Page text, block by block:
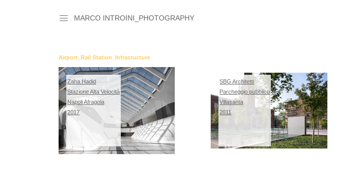
MARCO INTROINI_PHOTOGRAPHY
Airport_Rail Station_Infrastucture
Zaha Hadid
Stazione Alta Velocità
Napoli Afragola
2017
SBG Architetti
Parcheggio pubblico
Villasanta
2011